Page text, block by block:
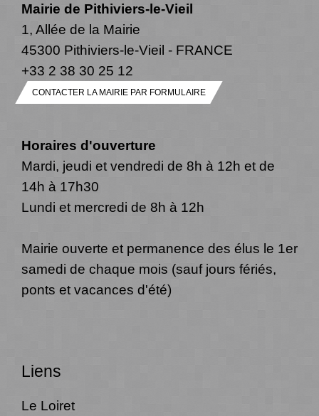
Mairie de Pithiviers-le-Vieil
1, Allée de la Mairie
45300 Pithiviers-le-Vieil - FRANCE
+33 2 38 30 25 12
CONTACTER LA MAIRIE PAR FORMULAIRE
Horaires d'ouverture
Mardi, jeudi et vendredi de 8h à 12h et de
14h à 17h30
Lundi et mercredi de 8h à 12h
Mairie ouverte et permanence des élus le 1er
samedi de chaque mois (sauf jours fériés,
ponts et vacances d'été)
Liens
Le Loiret